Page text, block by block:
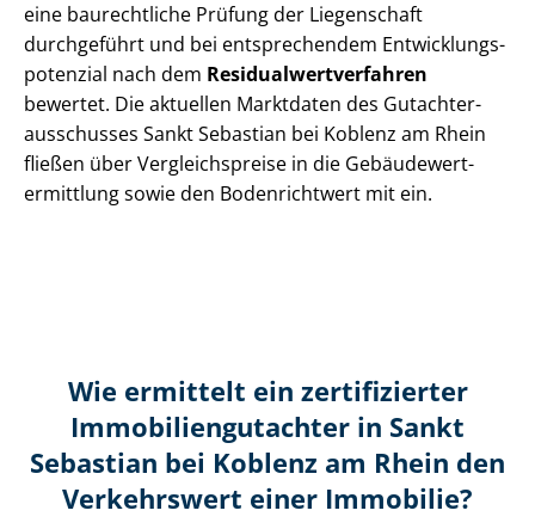
eine baurechtliche Prüfung der Liegenschaft
durchgeführt und bei entsprechendem Ent­wick­lungs­
po­ten­zi­al nach dem Re­si­du­al­wert­ver­fah­ren
bewertet. Die aktuellen Marktdaten des Gut­ach­ter­
aus­schus­ses Sankt Sebastian bei Koblenz am Rhein
fließen über Ver­gleichs­prei­se in die Ge­bäu­de­wert­
ermitt­lung sowie den Bodenrichtwert mit ein.
Wie ermittelt ein zertifizierter
Immobilien­gutachter in Sankt
Sebastian bei Koblenz am Rhein den
Verkehrswert einer Immobilie?